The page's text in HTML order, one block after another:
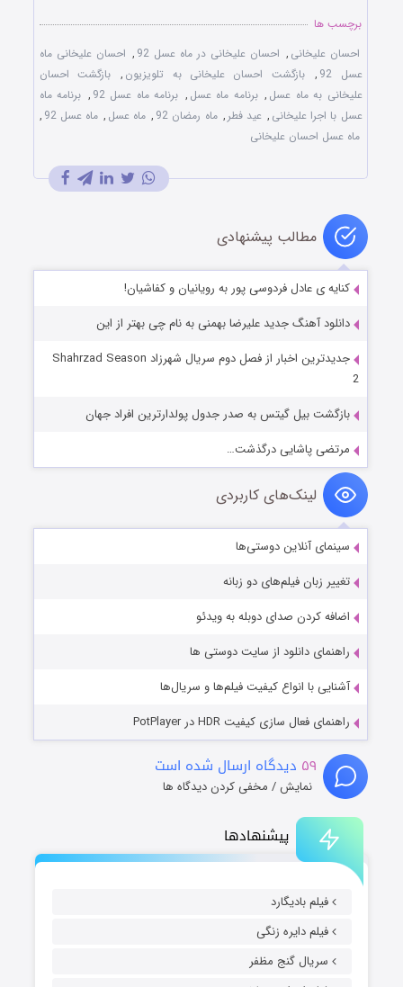
پیشنهادها
فیلم بادیگارد
فیلم دایره زنگی
سریال گنج مظفر
برچسب ها
احسان علیخانی , احسان علیخانی در ماه عسل 92 , احسان علیخانی ماه
عسل 92
, بازگشت احسان علیخانی به تلویزیون , بازگشت احسان
علیخانی به ماه عسل , برنامه ماه عسل , برنامه ماه عسل 92 , برنامه ماه
عسل با اجرا علیخانی , عید فطر , ماه رمضان 92 , ماه عسل , ماه عسل 92
,
ماه عسل احسان علیخانی
مطالب پیشنهادی
کنایه ی عادل فردوسی پور به رویانیان و کفاشیان!
دانلود آهنگ جدید علیرضا بهمنی به نام چی بهتر از این
جدیدترین اخبار از فصل دوم سریال شهرزاد Shahrzad Season
2
بازگشت بیل گیتس به صدر جدول پولدارترین افراد جهان
مرتضی پاشایی درگذشت…
لینک‌های کاربردی
سینمای آنلاین دوستی‌ها
تغییر زبان فیلم‌های دو زبانه
اضافه کردن صدای دوبله به ویدئو
راهنمای دانلود از سایت دوستی ها
آشنایی با انواع کیفیت فیلم‌ها و سریال‌ها
راهنمای فعال سازی کیفیت HDR در PotPlayer
۵۹ دیدگاه ارسال شده است
نمایش / مخفی کردن دیدگاه ها